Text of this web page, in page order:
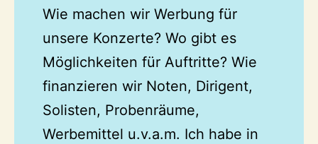
Wie machen wir Werbung für
unsere Konzerte? Wo gibt es
Möglichkeiten für Auftritte? Wie
finanzieren wir Noten, Dirigent,
Solisten, Probenräume,
Werbemittel u.v.a.m. Ich habe in